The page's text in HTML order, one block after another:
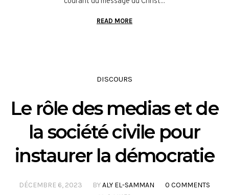
READ MORE
DISCOURS
Le rôle des medias et de
la société civile pour
instaurer la démocratie
DÉCEMBRE 6, 2023 BYALY EL-SAMMAN
0 COMMENTS